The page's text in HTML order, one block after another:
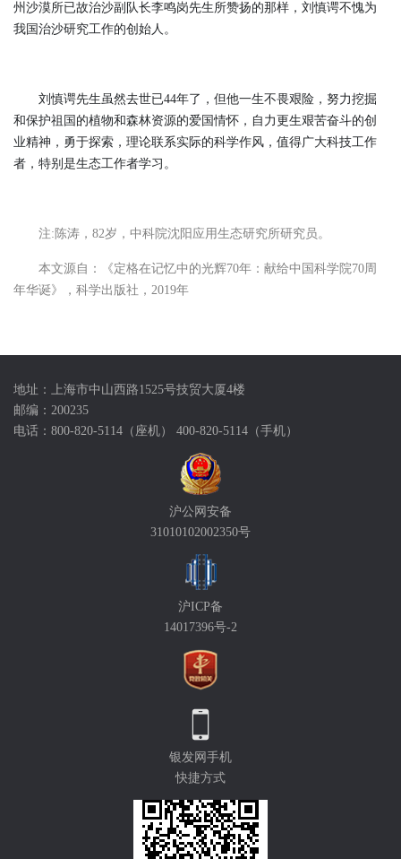
州沙漠所已故治沙副队长李鸣岗先生所赞扬的那样，刘慎谔不愧为
我国治沙研究工作的创始人。
刘慎谔先生虽然去世已44年了，但他一生不畏艰险，努力挖掘
和保护祖国的植物和森林资源的爱国情怀，自力更生艰苦奋斗的创
业精神，勇于探索，理论联系实际的科学作风，值得广大科技工作
者，特别是生态工作者学习。
注:陈涛，82岁，中科院沈阳应用生态研究所研究员。
本文源自：《定格在记忆中的光辉70年：献给中国科学院70周
年华诞》，科学出版社，2019年
地址：上海市中山西路1525号技贸大厦4楼
邮编：200235
电话：800-820-5114（座机） 400-820-5114（手机）
沪公网安备
31010102002350号
沪ICP备
14017396号-2
银发网手机
快捷方式